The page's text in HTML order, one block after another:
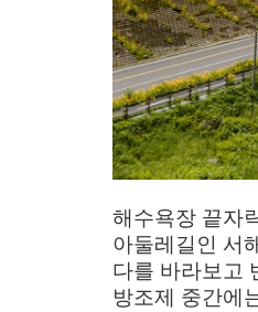
해수욕장 끝자
아둘레길인 서
다를 바라보고
방조제 중간에